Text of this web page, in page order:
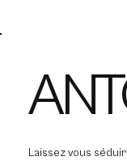
Laissez vous